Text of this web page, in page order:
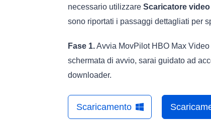
necessario utilizzare Scaricatore
sono riportati i passaggi dettagliati per
Fase 1.Avvia MovPilot HBO Max
schermata di avvio, sarai guidato ad
downloader.
Scaricamento